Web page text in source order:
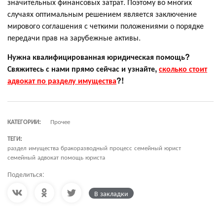
случаях оптимальным решением является заключение
мирового соглашения с четкими положениями о порядке
передачи прав на зарубежные активы.
Нужна квалифицированная юридическая помощь?
Свяжитесь с нами прямо сейчас и узнайте,сколько стоит
адвокат по разделу имущества?!
КАТЕГОРИИ:
Прочее
ТЕГИ:
раздел имущества бракоразводный процесс семейный юрист
семейный адвокат помощь юриста
Поделиться:
В закладки